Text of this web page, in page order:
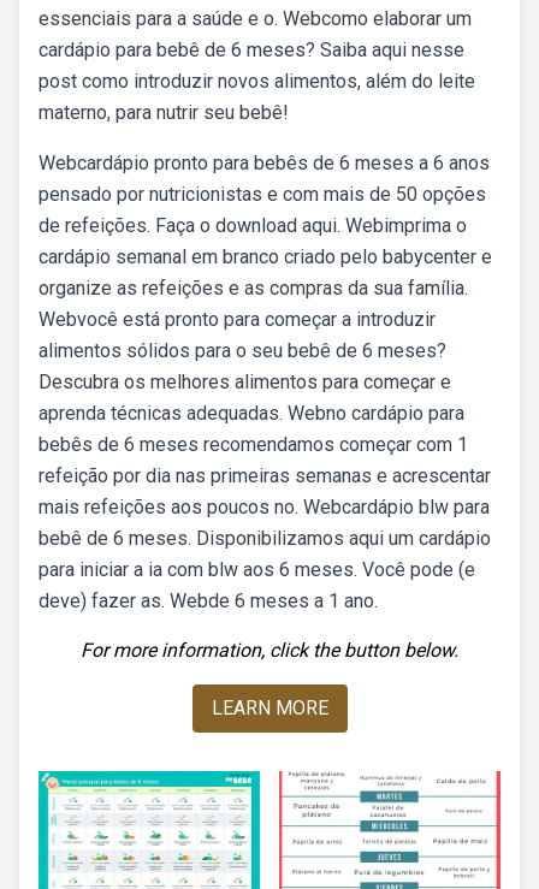
essenciais para a saúde e o. Webcomo elaborar um
cardápio para bebê de 6 meses? Saiba aqui nesse
post como introduzir novos alimentos, além do leite
materno, para nutrir seu bebê!
Webcardápio pronto para bebês de 6 meses a 6 anos
pensado por nutricionistas e com mais de 50 opções
de refeições. Faça o download aqui. Webimprima o
cardápio semanal em branco criado pelo babycenter e
organize as refeições e as compras da sua família.
Webvocê está pronto para começar a introduzir
alimentos sólidos para o seu bebê de 6 meses?
Descubra os melhores alimentos para começar e
aprenda técnicas adequadas. Webno cardápio para
bebês de 6 meses recomendamos começar com 1
refeição por dia nas primeiras semanas e acrescentar
mais refeições aos poucos no. Webcardápio blw para
bebê de 6 meses. Disponibilizamos aqui um cardápio
para iniciar a ia com blw aos 6 meses. Você pode (e
deve) fazer as. Webde 6 meses a 1 ano.
For more information, click the button below.
LEARN MORE